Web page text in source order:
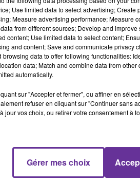
En 2019, 10 % de la population a
en parler deux invités :
Broussy, président de France Sliver
matières grises et auteur de plusieurs
Bataille, directeur d’études de
"pour une vieillesse libre et assumée
Use limited data to select advertising;
Measure advertising performance; Measure
from different sources; Develop and
content; Use limited data to select content;
and content; Save and communicate privacy
browsing data to offer following functionalities:
data; Match and combine data from
automatically.
sur "Accepter et fermer", ou affiner en
refuser en cliquant sur "Continuer sans
jour vos choix, ou retirer votre consentement à
Gérer mes choix